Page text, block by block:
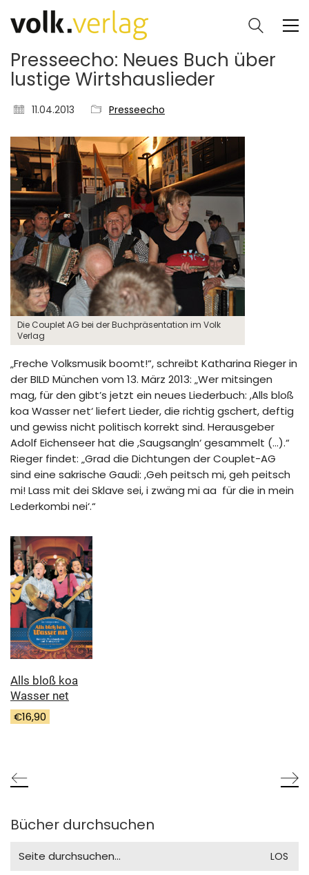
Presseecho: Neues Buch über
lustige Wirtshauslieder
11.04.2013 Presseecho
Die Couplet AG bei der Buchpräsentation im Volk
Verlag
„Freche Volksmusik boomt!“, schreibt Katharina Rieger in
der BILD München vom 13. März 2013: „Wer mitsingen
mag, für den gibt’s jetzt ein neues Liederbuch: ,Alls bloß
koa Wasser net‘ liefert Lieder, die richtig gschert, deftig
und gewiss nicht politisch korrekt sind. Herausgeber
Adolf Eichenseer hat die ,Saugsangln‘ gesammelt (…).“
Rieger findet: „Grad die Dichtungen der Couplet-AG
sind eine sakrische Gaudi: ,Geh peitsch mi, geh peitsch
mi! Lass mit dei Sklave sei, i zwäng mi aa für die in mein
Lederkombi nei‘.“
Alls bloß koa
Wasser net
€16,90
Bücher durchsuchen
for: